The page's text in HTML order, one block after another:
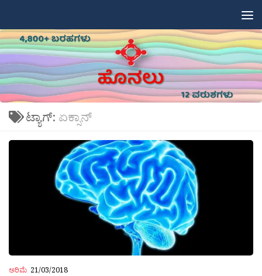
ಟ್ಯಾಗ್: ಏಕ್ಸಾನ್
ಅರಿಮೆ 21/03/2018